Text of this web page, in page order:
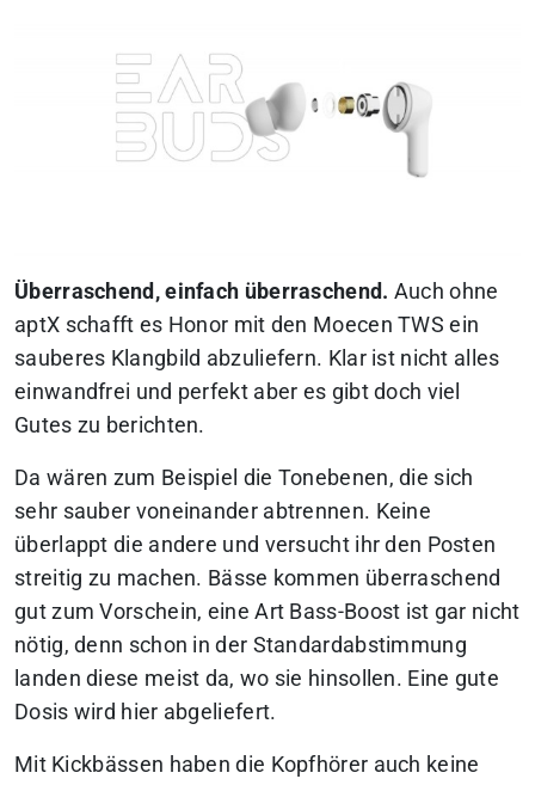
Überraschend, einfach überraschend. Auch ohne
aptX schafft es Honor mit den Moecen TWS ein
sauberes Klangbild abzuliefern. Klar ist nicht alles
einwandfrei und perfekt aber es gibt doch viel
Gutes zu berichten.
Da wären zum Beispiel die Tonebenen, die sich
sehr sauber voneinander abtrennen. Keine
überlappt die andere und versucht ihr den Posten
streitig zu machen. Bässe kommen überraschend
gut zum Vorschein, eine Art Bass-Boost ist gar nicht
nötig, denn schon in der Standardabstimmung
landen diese meist da, wo sie hinsollen. Eine gute
Dosis wird hier abgeliefert.
Mit Kickbässen haben die Kopfhörer auch keine